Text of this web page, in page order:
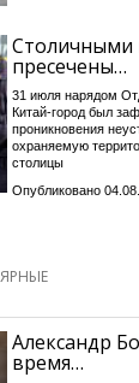
Столичными
пресечены…
31 июля нарядом
Китай-город был
проникновения
охраняемую
столицы
Опубликовано
Александр
время…